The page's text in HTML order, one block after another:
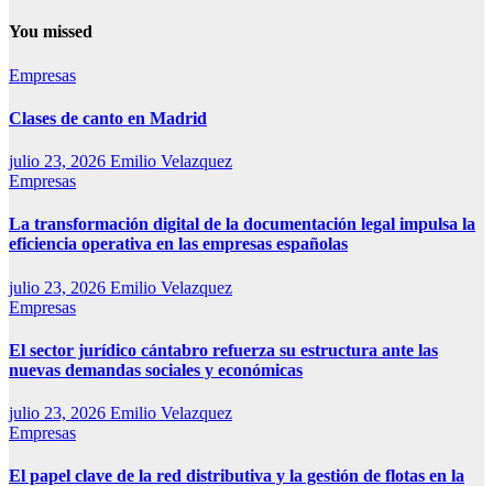
You missed
Empresas
Clases de canto en Madrid
julio 23, 2026 Emilio Velazquez
Empresas
La transformación digital de la documentación legal impulsa la
eficiencia operativa en las empresas españolas
julio 23, 2026 Emilio Velazquez
Empresas
El sector jurídico cántabro refuerza su estructura ante las
nuevas demandas sociales y económicas
julio 23, 2026 Emilio Velazquez
Empresas
El papel clave de la red distributiva y la gestión de flotas en la